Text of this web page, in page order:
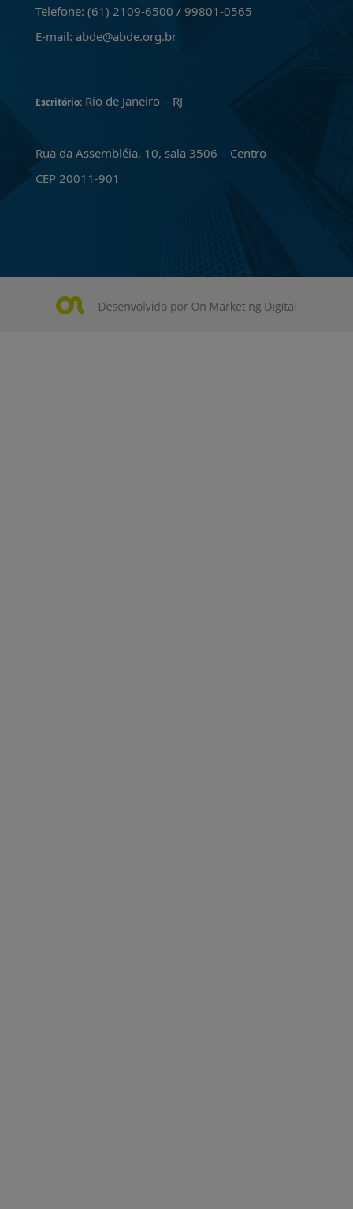
Telefone: (61) 2109-6500 / 99801-0565
E-mail: abde@abde.org.br
Escritório:Rio de Janeiro – RJ
Rua da Assembléia, 10, sala 3506 – Centro
CEP 20011-901